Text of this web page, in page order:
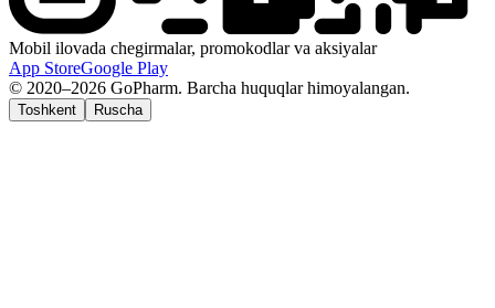
Mobil ilovada chegirmalar, promokodlar va aksiyalar
App StoreGoogle Play
© 2020–2026 GoPharm. Barcha huquqlar himoyalangan.
Toshkent Ruscha